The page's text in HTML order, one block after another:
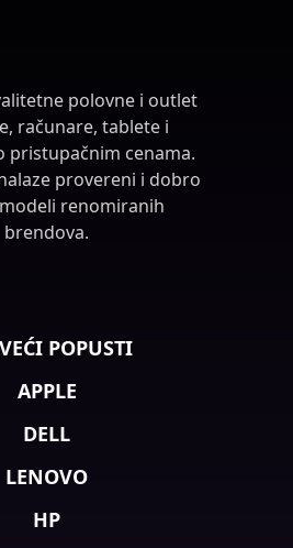
polovne i outlet
računare, tablete i
pristupačnim cenama.
provereni i dobro
renomiranih
brendova.
POPUSTI
APPLE
DELL
LENOVO
HP